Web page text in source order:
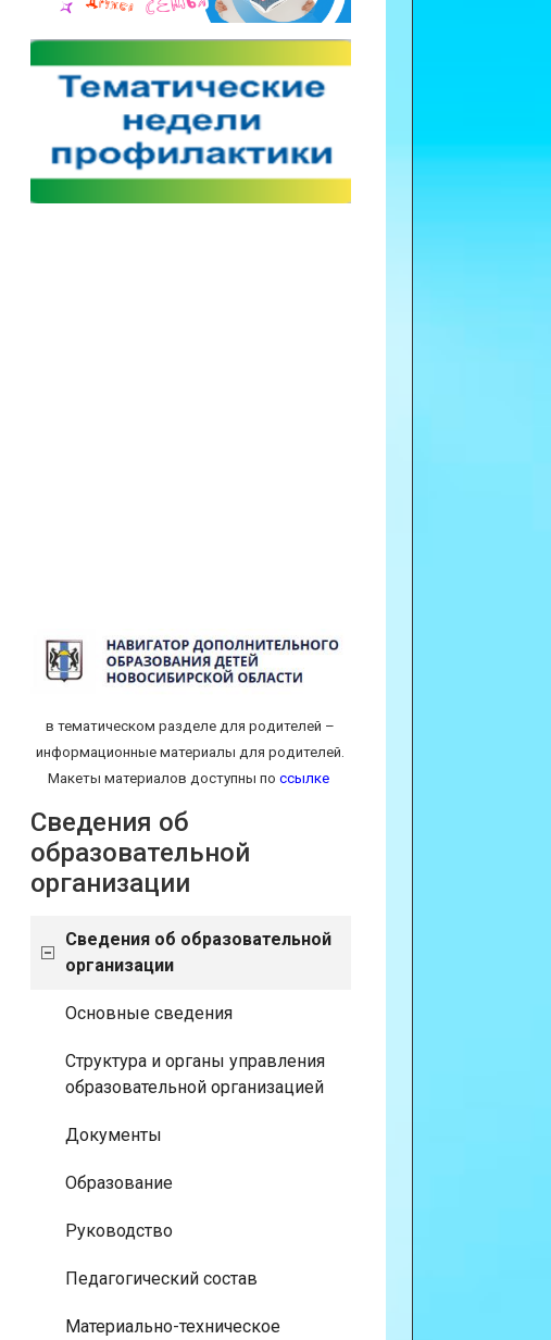
в тематическом разделе для родителей –
информационные материалы для родителей.
Макеты материалов доступны по ссылке
Сведения об
образовательной
организации
Сведения об образовательной
организации
Основные сведения
Структура и органы управления
образовательной организацией
Документы
Образование
Руководство
Педагогический состав
Материально-техническое